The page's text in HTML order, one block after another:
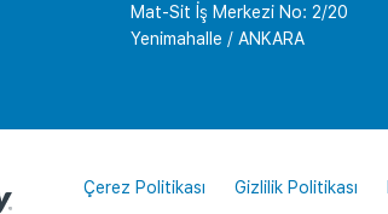
Mat-Sit İş Merkezi No: 2/20
Yenimahalle / ANKARA
Çerez Politikası
Gizlilik Politikası